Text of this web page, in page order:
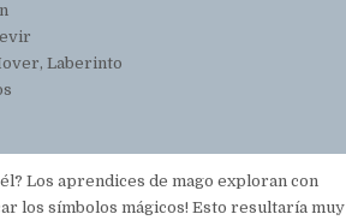
Laberinto
Los aprendices de mago exploran con
los símbolos mágicos! Esto resultaría muy